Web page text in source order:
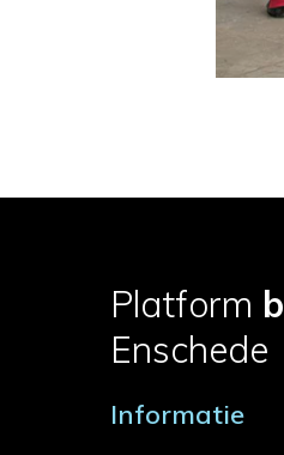
Platform
Enschede
Informatie